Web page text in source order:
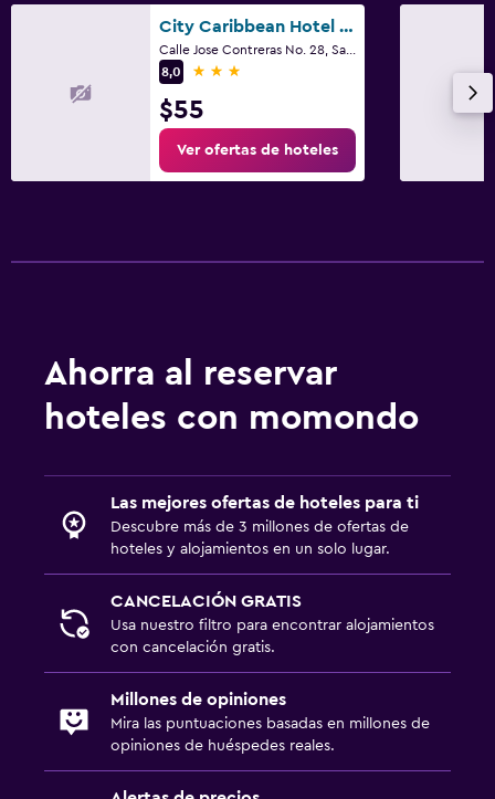
City Caribbean Hotel Boutique
8,0
3 estrellas
$55
Ver ofertas de hoteles
Ahorra al reservar
hoteles con momondo
Las mejores ofertas de hoteles para ti
Descubre más de 3 millones de ofertas de
hoteles y alojamientos en un solo lugar.
CANCELACIÓN GRATIS
Usa nuestro filtro para encontrar alojamientos
con cancelación gratis.
Millones de opiniones
Mira las puntuaciones basadas en millones de
opiniones de huéspedes reales.